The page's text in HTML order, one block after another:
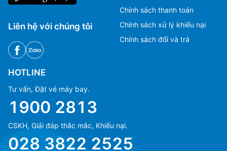
Liên hệ với chúng tôi
Chính sách thanh toán
Chính sách xử lý khiếu nại
Chính sách đổi và trả
HOTLINE
Tư vấn, Đặt vé máy bay.
1900 2813
CSKH, Giải đáp thắc mắc, Khiếu nại.
028 3822 2525
(+84) 70 854 1213